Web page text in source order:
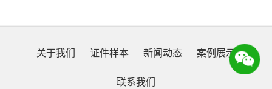
关于我们 证件样本 新闻动态 案例展示
联系我们